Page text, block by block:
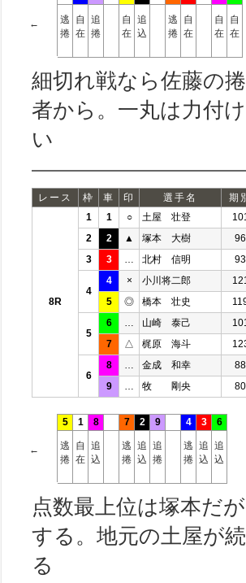
←
逃
捲
自
在
追
捲
自
在
追
込
逃
捲
自
在
自
在
自
在
細切れ戦なら佐藤の
者から。一丸は力付
い
レース 枠 車 印 選手名 期
8R
1 1 ○ 土屋 壮登 101
2
2 ▲ 塚本 大樹 96
3
3 北村 信明 93
4
4 × 小川将二郎 121
5
◎ 橋本 壮史
5
6 山崎 泰己 101
7
△ 梶原 海斗
6
8 金成 和幸 88
9
牧 剛央 80
←
5
逃
捲
1
自
在
8
追
込
7
逃
捲
2
追
込
9
追
捲
4
逃
捲
3
追
込
6
追
込
点数最上位は塚本だ
する。地元の土屋が
る